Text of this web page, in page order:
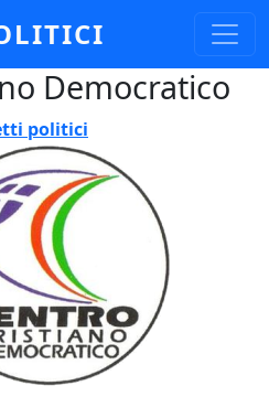
Democratico
politici